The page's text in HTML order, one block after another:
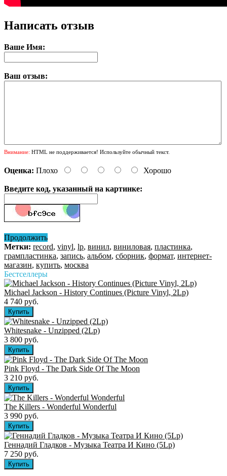
Написать отзыв
Ваше Имя:
Ваш отзыв:
Внимание: HTML не поддерживается! Используйте обычный текст.
Оценка: Плохо Хорошо
Введите код, указанный на картинке:
Продолжить
Метки: record, vinyl, lp, винил, виниловая, пластинка,
грампластинка, запись, альбом, сборник, формат, интернет-
магазин, купить, москва
Бестселлеры
Michael Jackson - History Continues (Picture Vinyl, 2Lp)
4 740 руб.
Whitesnake - Unzipped (2Lp)
3 800 руб.
Pink Floyd - The Dark Side Of The Moon
3 210 руб.
The Killers ‎- Wonderful Wonderful
3 990 руб.
Геннадий Гладков - Музыка Театра И Кино (5Lp)
7 250 руб.